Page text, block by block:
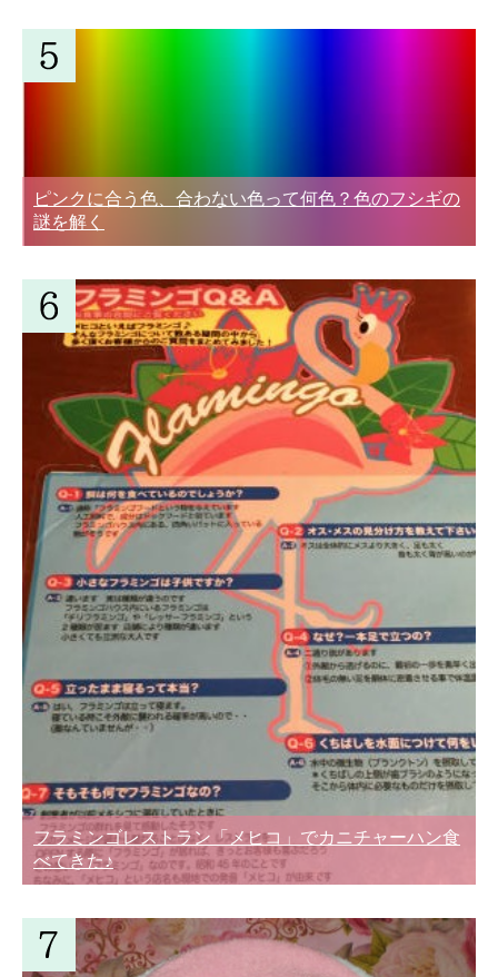
ピンクに合う色、合わない色って何色？色のフシギの
謎を解く
フラミンゴレストラン「メヒコ」でカニチャーハン食
べてきた♪